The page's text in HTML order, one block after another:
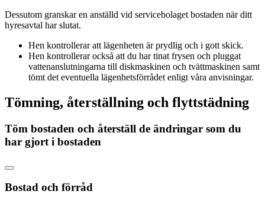
Dessutom granskar en anställd vid servicebolaget bostaden när ditt
hyresavtal har slutat.
Hen kontrollerar att lägenheten är prydlig och i gott skick.
Hen kontrollerar också att du har tinat frysen och pluggat
vattenanslutningarna till diskmaskinen och tvättmaskinen samt
tömt det eventuella lägenhetsförrådet enligt våra anvisningar.
Tömning, återställning och flyttstädning
Töm bostaden och återställ de ändringar som du
har gjort i bostaden
Bostad och förråd